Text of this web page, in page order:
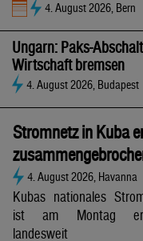
4. August 2026, Bern
Ungarn: Paks-
Wirtschaft bremsen
4. August 2026, Budapest
Stromnetz in Kuba
4. August 2026, Havanna
Kubas nationales
ist am Montag
landesweit